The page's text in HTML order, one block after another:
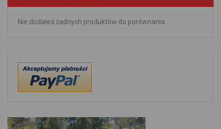
Nie dodałeś żadnych produktów do porównania.